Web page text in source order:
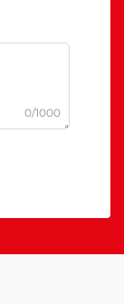
0/1000